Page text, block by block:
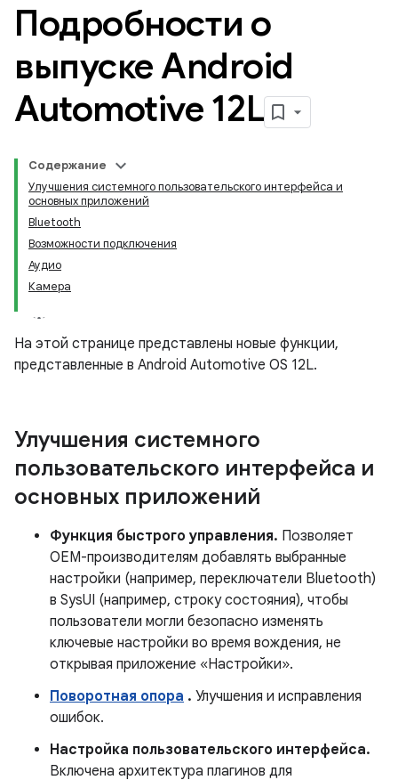
Подробности о
выпуске Android
Automotive 12L
Содержание
Улучшения системного пользовательского интерфейса и
основных приложений
Bluetooth
Возможности подключения
Аудио
Камера
На этой странице представлены новые функции,
представленные в Android Automotive OS 12L.
Улучшения системного
пользовательского интерфейса и
основных приложений
Функция быстрого управления. Позволяет
OEM-производителям добавлять выбранные
настройки (например, переключатели Bluetooth)
в SysUI (например, строку состояния), чтобы
пользователи могли безопасно изменять
ключевые настройки во время вождения, не
открывая приложение «Настройки».
Поворотная опора . Улучшения и исправления
ошибок.
Настройка пользовательского интерфейса.
Включена архитектура плагинов для